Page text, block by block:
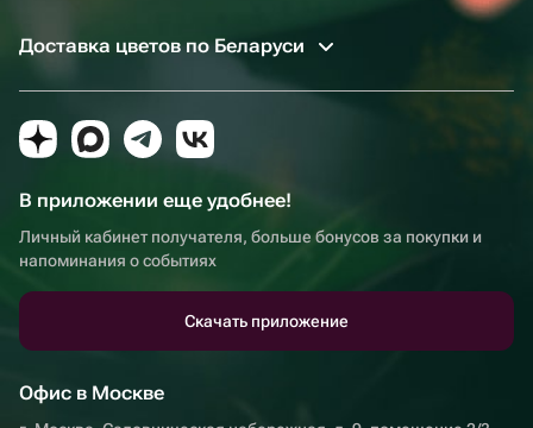
Доставка цветов по Беларуси
В приложении еще удобнее!
Личный кабинет получателя, больше бонусов за покупки и
напоминания о событиях
Скачать приложение
Офис в Москве